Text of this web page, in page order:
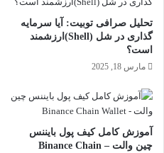
تحلیل صرافی توبیت: آیا سرمایه
گذاری در شل (Shell)ارزشمند
است؟
مارس 18, 2025
آموزش کامل کیف پول بایننس
چین والت – Binance Chain